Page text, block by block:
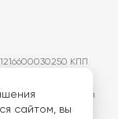
КПП
Изображения
оставляет за
без
сайтом, вы